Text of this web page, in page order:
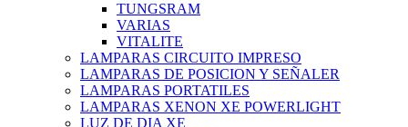
TUNGSRAM
VARIAS
VITALITE
LAMPARAS CIRCUITO IMPRESO
LAMPARAS DE POSICION Y SEÑALER
LAMPARAS PORTATILES
LAMPARAS XENON XE POWERLIGHT
LUZ DE DIA XE